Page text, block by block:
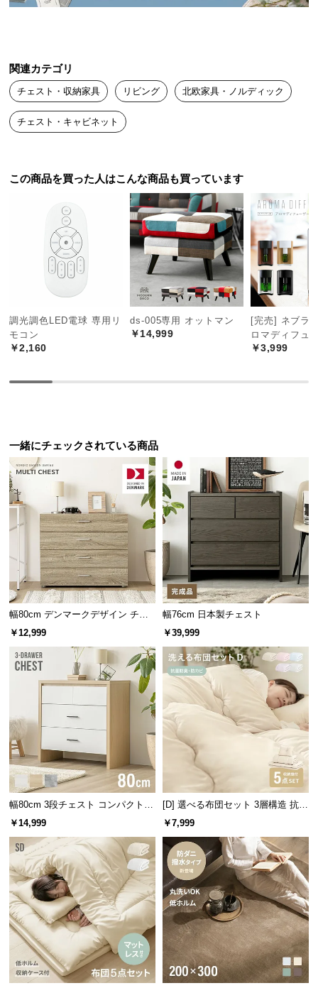
い
て
大
品
中
型
商
に
つ
い
の
配
送
に
つ
い
開
梱
置
サ
ー
に
つ
い
て
搬
入
経
路
んなお部屋にも馴染みます｡
関連カテゴリ
チェスト・収納家具 リビング 北欧家具・ノルディック
チェスト・キャビネット
この商品を買った人はこんな商品も買っています
調光調色LED電球 専用リ
モコン
￥2,160
ds-005専用 オットマン
￥14,999
[完売] ネブラ
ロマディフュ
￥3,999
一緒にチェックされている商品
幅80cm デンマークデザイン チェ
スト
￥12,999
幅76cm 日本製チェスト
￥39,999
幅80cm 3段チェスト コンパクトで
もたっぷり収納 木目調/モルタル調
￥14,999
[D] 選べる布団セット 3層構造 抗菌
洗える 5点セット
￥7,999